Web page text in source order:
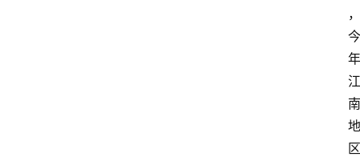
，
今
年
江
南
地
区